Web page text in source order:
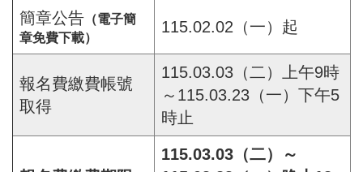
簡章公告 （電子簡
章免費下載）
115.02.02（一）起
報名費繳費帳號
取得
115.03.03（二）上午9時
～115.03.23（一）下午5
時止
115.03.03（二）～